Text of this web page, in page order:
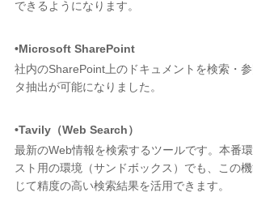
できるようになります。
•Microsoft SharePoint
社内のSharePoint上のドキュメントを検索・
タ抽出が可能になりました。
•Tavily（Web Search）
最新のWeb情報を検索するツールです。本番
スト用の環境（サンドボックス）でも、この
じて精度の高い検索結果を活用できます。